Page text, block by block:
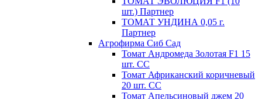
шт.) Партнер
ТОМАТ УНДИНА 0,05 г.
Партнер
Агрофирма Сиб Сад
Томат Андромеда Золотая F1 15
шт. СС
Томат Африканский коричневый
20 шт. СС
Томат Апельсиновый джем 20